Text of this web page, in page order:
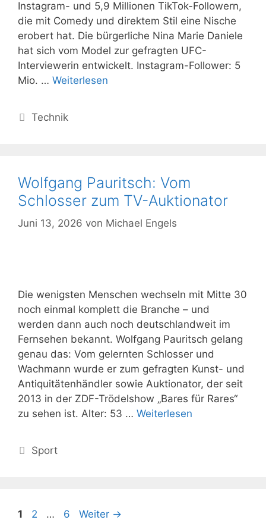
Instagram- und 5,9 Millionen TikTok-Followern,
die mit Comedy und direktem Stil eine Nische
erobert hat. Die bürgerliche Nina Marie Daniele
hat sich vom Model zur gefragten UFC-
Interviewerin entwickelt. Instagram-Follower: 5
Mio. … Weiterlesen
Kategorien
Technik
Wolfgang Pauritsch: Vom
Schlosser zum TV-Auktionator
Juni 13, 2026 von Michael Engels
Die wenigsten Menschen wechseln mit Mitte 30
noch einmal komplett die Branche – und
werden dann auch noch deutschlandweit im
Fernsehen bekannt. Wolfgang Pauritsch gelang
genau das: Vom gelernten Schlosser und
Wachmann wurde er zum gefragten Kunst- und
Antiquitätenhändler sowie Auktionator, der seit
2013 in der ZDF-Trödelshow „Bares für Rares“
zu sehen ist. Alter: 53 … Weiterlesen
Kategorien
Sport
Seite
1 Seite
2 … Seite
6 Weiter →